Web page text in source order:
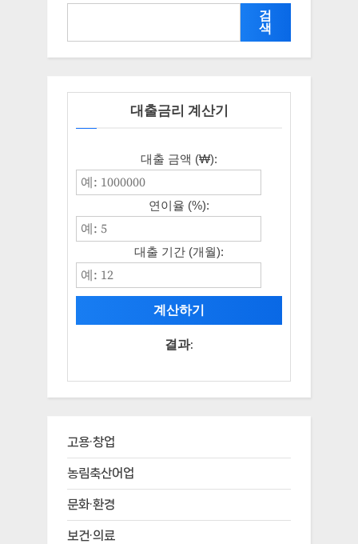
검
색
대출금리 계산기
대출 금액 (₩):
연이율 (%):
대출 기간 (개월):
계산하기
결과:
고용·창업
농림축산어업
문화·환경
보건·의료